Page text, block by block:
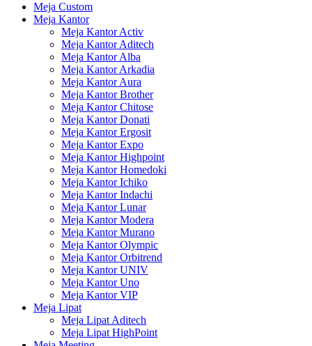
Meja Custom
Meja Kantor
Meja Kantor Activ
Meja Kantor Aditech
Meja Kantor Alba
Meja Kantor Arkadia
Meja Kantor Aura
Meja Kantor Brother
Meja Kantor Chitose
Meja Kantor Donati
Meja Kantor Ergosit
Meja Kantor Expo
Meja Kantor Highpoint
Meja Kantor Homedoki
Meja Kantor Ichiko
Meja Kantor Indachi
Meja Kantor Lunar
Meja Kantor Modera
Meja Kantor Murano
Meja Kantor Olympic
Meja Kantor Orbitrend
Meja Kantor UNIV
Meja Kantor Uno
Meja Kantor VIP
Meja Lipat
Meja Lipat Aditech
Meja Lipat HighPoint